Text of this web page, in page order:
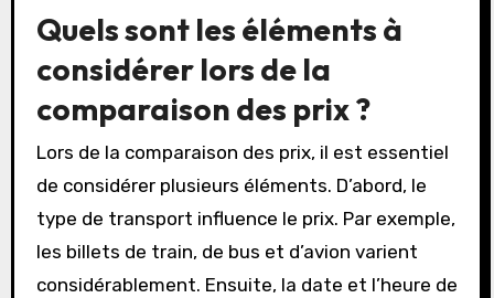
Quels sont les éléments à
considérer lors de la
comparaison des prix ?
Lors de la comparaison des prix, il est essentiel
de considérer plusieurs éléments. D’abord, le
type de transport influence le prix. Par exemple,
les billets de train, de bus et d’avion varient
considérablement. Ensuite, la date et l’heure de